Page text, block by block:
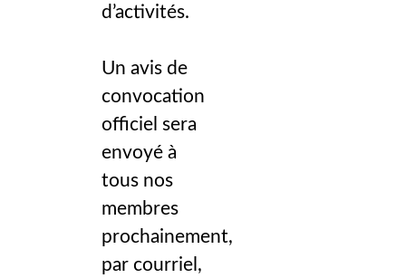
d’activités.
Un avis de
convocation
officiel sera
envoyé à
tous nos
membres
prochainement,
par courriel,